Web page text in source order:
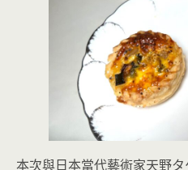
本次與日本當代藝術家天野